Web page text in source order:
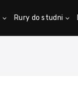
Rury do studni